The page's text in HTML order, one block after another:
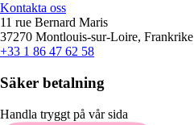
Kontakta oss
11 rue Bernard Maris
37270 Montlouis-sur-Loire, Frankrike
+33 1 86 47 62 58
Säker betalning
Handla tryggt på vår sida